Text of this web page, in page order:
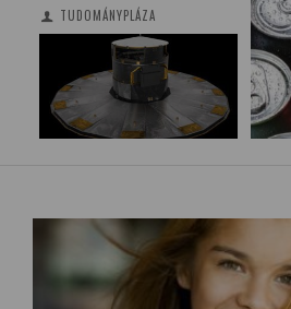
TUDOMÁNYPLÁZA